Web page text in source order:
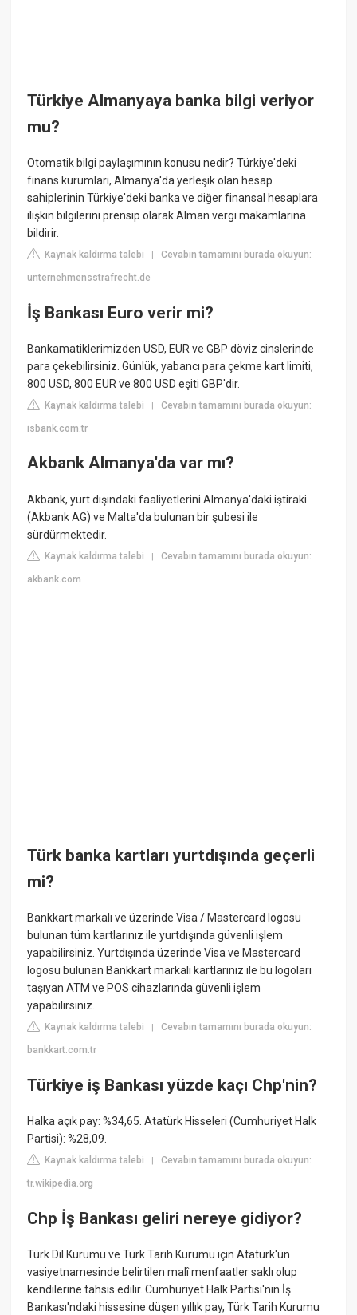
Türkiye Almanyaya banka bilgi veriyor
mu?
Otomatik bilgi paylaşımının konusu nedir? Türkiye'deki
finans kurumları, Almanya'da yerleşik olan hesap
sahiplerinin Türkiye'deki banka ve diğer finansal hesaplara
ilişkin bilgilerini prensip olarak Alman vergi makamlarına
bildirir.
Kaynak kaldırma talebi |Cevabın tamamını burada okuyun:
unternehmensstrafrecht.de
İş Bankası Euro verir mi?
Bankamatiklerimizden USD, EUR ve GBP döviz cinslerinde
para çekebilirsiniz. Günlük, yabancı para çekme kart limiti,
800 USD, 800 EUR ve 800 USD eşiti GBP'dir.
Kaynak kaldırma talebi |Cevabın tamamını burada okuyun:
isbank.com.tr
Akbank Almanya'da var mı?
Akbank, yurt dışındaki faaliyetlerini Almanya'daki iştiraki
(Akbank AG) ve Malta'da bulunan bir şubesi ile
sürdürmektedir.
Kaynak kaldırma talebi |Cevabın tamamını burada okuyun:
akbank.com
Türk banka kartları yurtdışında geçerli
mi?
Bankkart markalı ve üzerinde Visa / Mastercard logosu
bulunan tüm kartlarınız ile yurtdışında güvenli işlem
yapabilirsiniz. Yurtdışında üzerinde Visa ve Mastercard
logosu bulunan Bankkart markalı kartlarınız ile bu logoları
taşıyan ATM ve POS cihazlarında güvenli işlem
yapabilirsiniz.
Kaynak kaldırma talebi |Cevabın tamamını burada okuyun:
bankkart.com.tr
Türkiye iş Bankası yüzde kaçı Chp'nin?
Halka açık pay: %34,65. Atatürk Hisseleri (Cumhuriyet Halk
Partisi): %28,09.
Kaynak kaldırma talebi |Cevabın tamamını burada okuyun:
tr.wikipedia.org
Chp İş Bankası geliri nereye gidiyor?
Türk Dil Kurumu ve Türk Tarih Kurumu için Atatürk'ün
vasiyetnamesinde belirtilen malî menfaatler saklı olup
kendilerine tahsis edilir. Cumhuriyet Halk Partisi'nin İş
Bankası'ndaki hissesine düşen yıllık pay, Türk Tarih Kurumu